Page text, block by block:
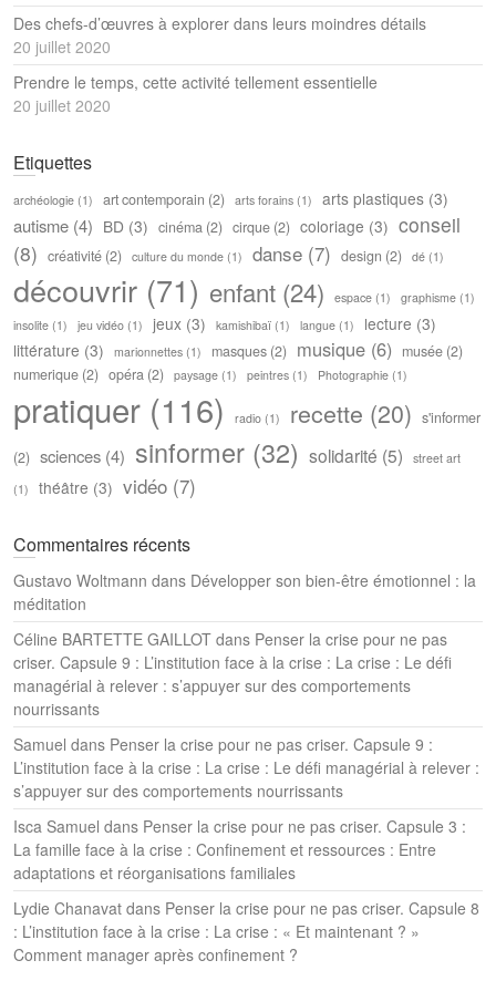
Des chefs-d’œuvres à explorer dans leurs moindres détails
20 juillet 2020
Prendre le temps, cette activité tellement essentielle
20 juillet 2020
Etiquettes
archéologie (1) art contemporain (2) arts forains (1) arts plastiques (3)
autisme (4) BD (3) cinéma (2) cirque (2) coloriage (3) conseil
(8) créativité (2) culture du monde (1) danse (7) design (2) dé (1)
découvrir (71) enfant (24) espace (1) graphisme (1)
insolite (1) jeu vidéo (1) jeux (3) kamishibaï (1) langue (1) lecture (3)
littérature (3) marionnettes (1) masques (2) musique (6) musée (2)
numerique (2) opéra (2) paysage (1) peintres (1) Photographie (1)
pratiquer (116) radio (1) recette (20) s'informer
(2) sciences (4) sinformer (32) solidarité (5)
street art
(1)
théâtre (3) vidéo (7)
Commentaires récents
Gustavo Woltmann dans Développer son bien-être émotionnel : la
méditation
Céline BARTETTE GAILLOT dans Penser la crise pour ne pas
criser. Capsule 9 : L’institution face à la crise : La crise : Le défi
managérial à relever : s’appuyer sur des comportements
nourrissants
Samuel dans Penser la crise pour ne pas criser. Capsule 9 :
L’institution face à la crise : La crise : Le défi managérial à relever :
s’appuyer sur des comportements nourrissants
Isca Samuel dans Penser la crise pour ne pas criser. Capsule 3 :
La famille face à la crise : Confinement et ressources : Entre
adaptations et réorganisations familiales
Lydie Chanavat dans Penser la crise pour ne pas criser. Capsule 8
: L’institution face à la crise : La crise : « Et maintenant ? »
Comment manager après confinement ?